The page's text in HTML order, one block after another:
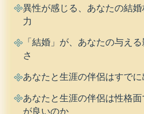
異性が感じる、あなたの結
力
「結婚」が、あなたの与える
さ
あなたと生涯の伴侶はすでに
あなたと生涯の伴侶は性格
が良いのか